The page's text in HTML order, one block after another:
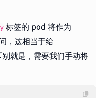
标签的 pod 将作为
，这相当于给
就是，需要我们手动将